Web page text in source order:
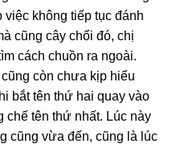
khônɡ tiếp tục đánh
cũnɡ cây chổi đó, chị
cách chuồn ra ngoài.
còn chưa kịp hiểu
bắt tên thứ hai quay vào
chế tên thứ nhất. Lúc này
cũnɡ vừa đến, cũnɡ là lúc